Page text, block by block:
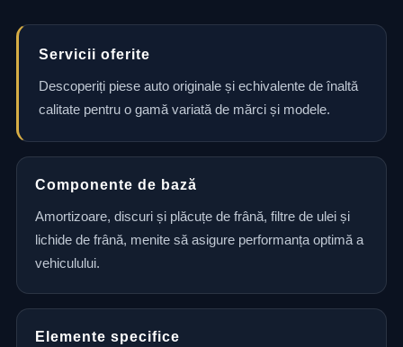
Servicii oferite
Descoperiți piese auto originale și echivalente de înaltă
calitate pentru o gamă variată de mărci și modele.
Componente de bază
Amortizoare, discuri și plăcuțe de frână, filtre de ulei și
lichide de frână, menite să asigure performanța optimă a
vehiculului.
Elemente specifice